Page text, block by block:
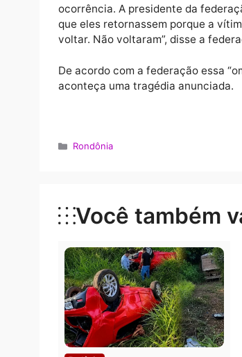
vizinho que não aceita a
Porém, a federação diz em
“A vítima ligou para a Polícia
ocorrência. A presidente da
voltar. Não voltaram”, disse a
Categorias
Rondônia
Você